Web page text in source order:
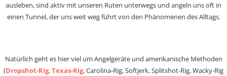
ausleben, sind aktiv mit unseren Ruten unterwegs und angeln uns oft in
einen Tunnel, der uns weit weg führt von den Phänomenen des Alltags.
Natürlich geht es hier viel um Angelgeräte und amerikanische Methoden
(Dropshot-Rig,Texas-Rig, Carolina-Rig, Softjerk, Splitshot-Rig, Wacky-Rig